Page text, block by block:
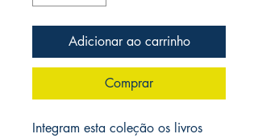
Adicionar ao carrinho
Comprar
Integram esta coleção os livros